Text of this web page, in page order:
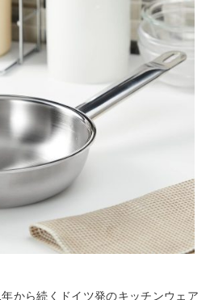
から続くドイツ発のキッチンウェア